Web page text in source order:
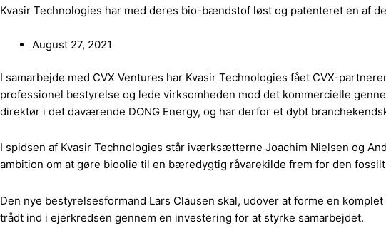
Kvasir Technologies har med deres bio-bændstof løst og patenteret en af
August 27, 2021
I samarbejde med CVX Ventures har Kvasir Technologies fået CVX-
professionel bestyrelse og lede virksomheden mod det kommercielle
direktør i det daværende DONG Energy, og har derfor et dybt
I spidsen af Kvasir Technologies står iværksætterne Joachim Nielsen og
ambition om at gøre bioolie til en bæredygtig råvarekilde frem for den
Den nye bestyrelsesformand Lars Clausen skal, udover at forme en
trådt ind i ejerkredsen gennem en investering for at styrke samarbejdet.